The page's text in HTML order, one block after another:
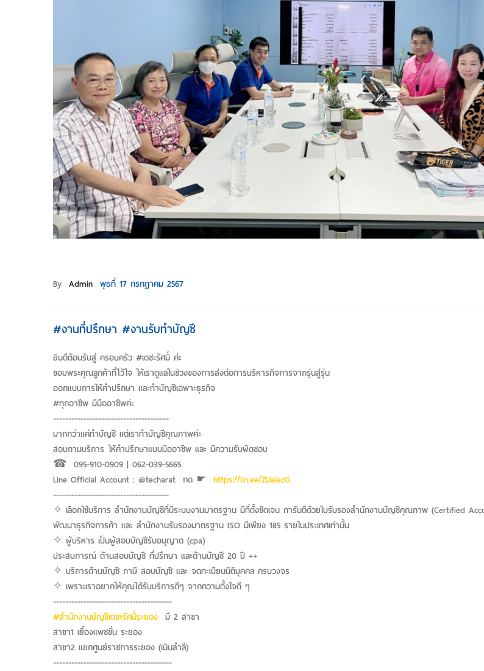
By Admin พุธที่ 17 กรกฎาคม 2567
#งานที่ปรึกษา #งานรับทำบัญชี
ยินดีต้อนรับสู่ ครอบครัว #เตชะรัศมิ์ ค่ะ
ขอบพระคุณลูกค้าที่ไว้ใจ ให้เราดูแลในช่วงของการส่งต่อการบริหารกิจการจากรุ่นสู่รุ่น
ออกแบบการให้คำปรึกษา และทำบัญชีเฉพาะธุรกิจ
#ทุกอาชีพ มีมืออาชีพค่ะ
--------------------------------------
มากกว่าแค่ทำบัญชี แต่เราทำบัญชีคุณภาพค่ะ
สอบถามบริการ ให้คำปรึกษาแบบมืออาชีพ และ มีความรับผิดชอบ
☎︎ 095-910-0909 | 062-039-5665
Line Official Account : @techarat กด ☛ https://lin.ee/ZUalecG
--------------------------------------
✧ เลือกใช้บริการ สำนักงานบัญชีที่มีระบบงานมาตรฐาน มีที่ตั้งชัดเจน การันตีด้วยใบรับรองสำนักงานบัญชีคุณภาพ (Certified
พัฒนาธุรกิจการค้า และ สำนักงานรับรองมาตรฐาน ISO มีเพียง 185 รายในประเทศเท่านั้น
✧ ผู้บริหาร เป็นผู้สอบบัญชีรับอนุญาต (cpa)
ประสบการณ์ ด้านสอบบัญชี ที่ปรึกษา และด้านบัญชี 20 ปี ++
✧ บริการด้านบัญชี ภาษี สอบบัญชี และ จดทะเบียนนิติบุคคล ครบวงจร
✧ เพราะเราอยากให้คุณได้รับบริการดีๆ จากความตั้งใจดี ๆ
---------------------------------------
#สำนักงานบัญชีเตชะรัศมิ์ระยอง มี 2 สาขา
สาขา1 เยื้องแพชขั่น ระยอง
สาขา2 แยกศูนย์ราชการระยอง (เนินสำลี)
---------------------------------------